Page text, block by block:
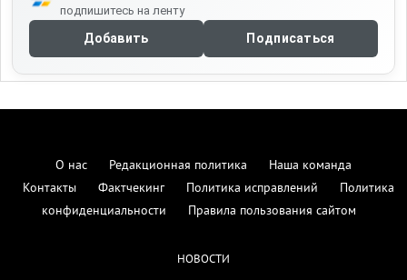
подпишитесь на ленту
Добавить Подписаться
О нас Редакционная политика
Наша команда
Контакты
Фактчекинг Политика исправлений
Политика
конфиденциальности
Правила пользования сайтом
НОВОСТИ